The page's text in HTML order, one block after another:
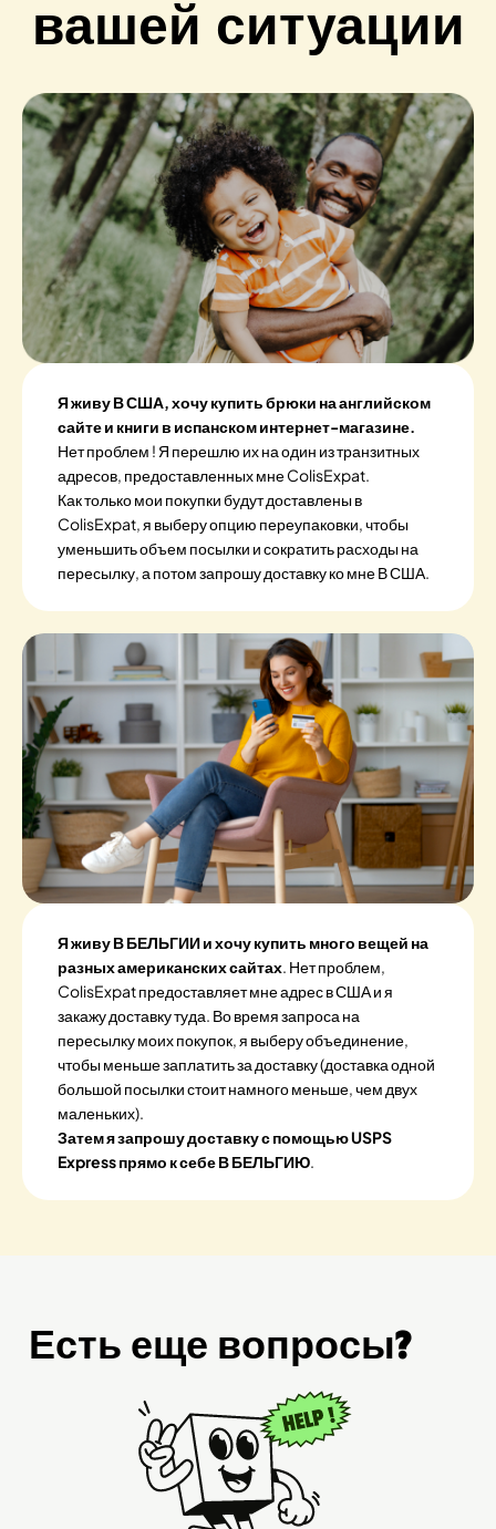
вашей ситуации
Я живу В США, хочу купить брюки на английском
сайте и книги в испанском интернет-магазине.
Нет проблем ! Я перешлю их на один из транзитных
адресов, предоставленных мне ColisExpat.
Как только мои покупки будут доставлены в
ColisExpat, я выберу опцию переупаковки, чтобы
уменьшить объем посылки и сократить расходы на
пересылку, а потом запрошу доставку ко мне В США.
Я живу В БЕЛЬГИИ и хочу купить много вещей на
разных американских сайтах. Нет проблем,
ColisExpat предоставляет мне адрес в США и я
закажу доставку туда. Во время запроса на
пересылку моих покупок, я выберу объединение,
чтобы меньше заплатить за доставку (доставка одной
большой посылки стоит намного меньше, чем двух
маленьких).
Затем я запрошу доставку с помощью USPS
Express прямо к себе В БЕЛЬГИЮ.
Есть еще вопросы?